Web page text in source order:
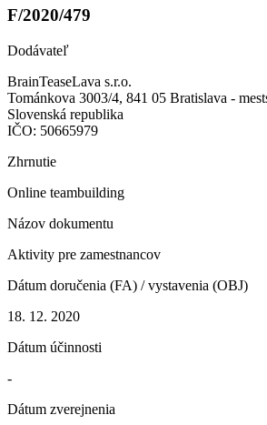
F/2020/479
Dodávateľ
BrainTeaseLava s.r.o.
Tománkova 3003/4, 841 05 Bratislava -
Slovenská republika
IČO: 50665979
Zhrnutie
Online teambuilding
Názov dokumentu
Aktivity pre zamestnancov
Dátum doručenia (FA) / vystavenia (OBJ)
18. 12. 2020
Dátum účinnosti
-
Dátum zverejnenia